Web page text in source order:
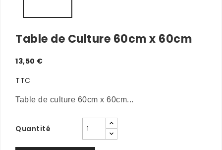
Table de Culture 60cm x 60cm
13,50 €
TTC
Table de culture 60cm x 60cm...
Quantité